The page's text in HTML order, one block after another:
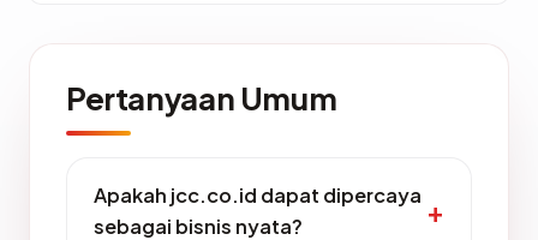
Pertanyaan Umum
Apakah jcc.co.id dapat dipercaya
sebagai bisnis nyata?